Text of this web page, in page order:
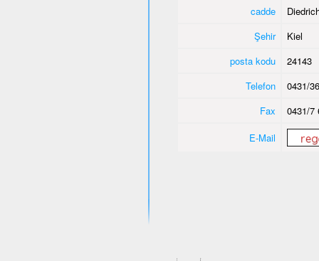
cadde
Şehir
Kiel
posta kodu
24143
Telefon
0431/
Fax
0431/7
E-Mail